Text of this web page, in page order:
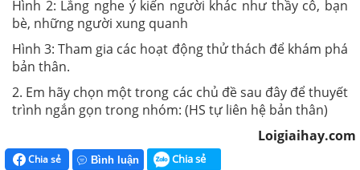
Hình 2: Lắng nghe ý kiến người khác như thầy cô, bạn
bè, những người xung quanh
Hình 3: Tham gia các hoạt động thử thách để khám phá
bản thân.
2. Em hãy chọn một trong các chủ đề sau đây để thuyết
trình ngắn gọn trong nhóm: (HS tự liên hệ bản thân)
Loigiaihay.com
Chia sẻ Bình luận Chia sẻ